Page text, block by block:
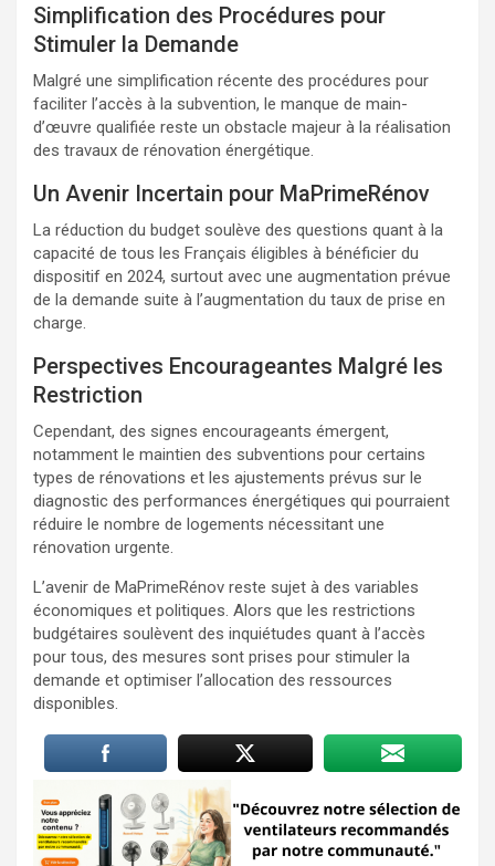
Simplification des Procédures pour
Stimuler la Demande
Malgré une simplification récente des procédures pour
faciliter l’accès à la subvention, le manque de main-
d’œuvre qualifiée reste un obstacle majeur à la réalisation
des travaux de rénovation énergétique.
Un Avenir Incertain pour MaPrimeRénov
La réduction du budget soulève des questions quant à la
capacité de tous les Français éligibles à bénéficier du
dispositif en 2024, surtout avec une augmentation prévue
de la demande suite à l’augmentation du taux de prise en
charge.
Perspectives Encourageantes Malgré les
Restriction
Cependant, des signes encourageants émergent,
notamment le maintien des subventions pour certains
types de rénovations et les ajustements prévus sur le
diagnostic des performances énergétiques qui pourraient
réduire le nombre de logements nécessitant une
rénovation urgente.
L’avenir de MaPrimeRénov reste sujet à des variables
économiques et politiques. Alors que les restrictions
budgétaires soulèvent des inquiétudes quant à l’accès
pour tous, des mesures sont prises pour stimuler la
demande et optimiser l’allocation des ressources
disponibles.